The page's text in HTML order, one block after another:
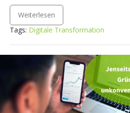
Weiterlesen
Tags: Digitale Transformation